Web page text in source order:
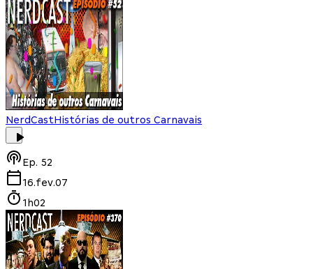
NerdCastHistórias de outros Carnavais
Ep. 52
16.fev.07
1h02